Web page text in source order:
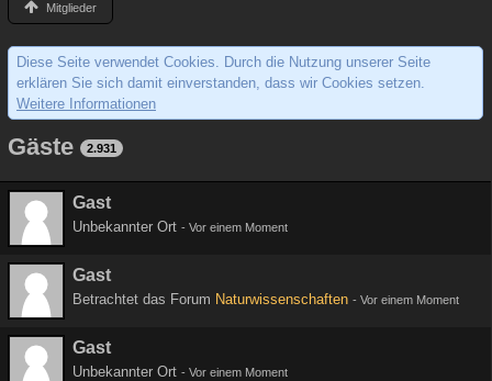
Mitglieder
Diese Seite verwendet Cookies. Durch die Nutzung unserer Seite
erklären Sie sich damit einverstanden, dass wir Cookies setzen.
Weitere Informationen
Gäste 2.931
Gast
Unbekannter Ort - Vor einem Moment
Gast
Betrachtet das Forum Naturwissenschaften - Vor einem Moment
Gast
Unbekannter Ort - Vor einem Moment